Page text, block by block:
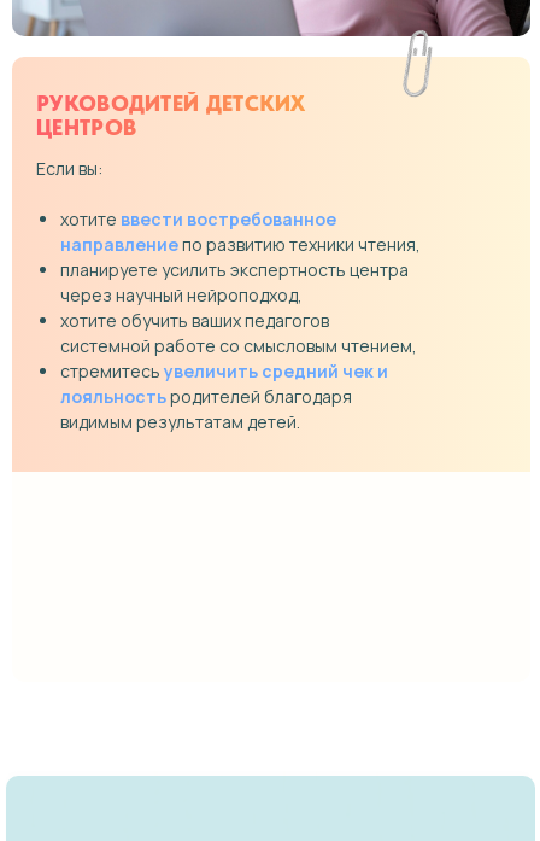
Если вы:
хотите ввести востребованное
направлениепо развитию техники чтения,
планируете усилить экспертность центра
через научный нейроподход,
хотите обучить ваших педагогов
системной работе со смысловым чтением,
стремитесь увеличить средний чек и
лояльностьродителей благодаря
видимым результатам детей.
РУКОВОДИТЕЙ ДЕТСКИХ
ЦЕНТРОВ